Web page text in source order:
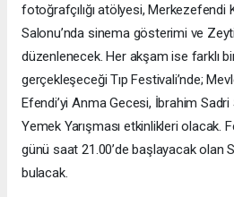
fotoğrafçılığı atölyesi, Merkezefendi
Salonu’nda sinema gösterimi ve
düzenlenecek. Her akşam ise farklı
gerçekleşeceği Tıp Festivali’nde;
Efendi’yi Anma Gecesi, İbrahim
Yemek Yarışması etkinlikleri olacak.
günü saat 21.00’de başlayacak olan
bulacak.